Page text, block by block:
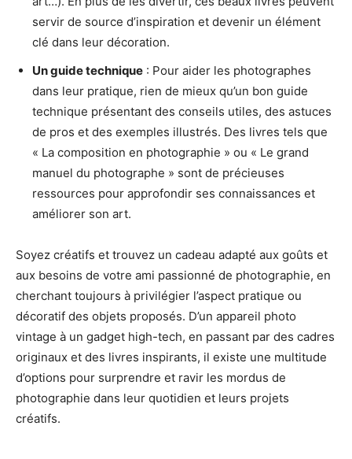
servir de source d’inspiration et devenir un élément
clé dans leur décoration.
Un guide technique : Pour aider les photographes
dans leur pratique, rien de mieux qu’un bon guide
technique présentant des conseils utiles, des astuces
de pros et des exemples illustrés. Des livres tels que
« La composition en photographie » ou « Le grand
manuel du photographe » sont de précieuses
ressources pour approfondir ses connaissances et
améliorer son art.
Soyez créatifs et trouvez un cadeau adapté aux goûts et
aux besoins de votre ami passionné de photographie, en
cherchant toujours à privilégier l’aspect pratique ou
décoratif des objets proposés. D’un appareil photo
vintage à un gadget high-tech, en passant par des cadres
originaux et des livres inspirants, il existe une multitude
d’options pour surprendre et ravir les mordus de
photographie dans leur quotidien et leurs projets
créatifs.